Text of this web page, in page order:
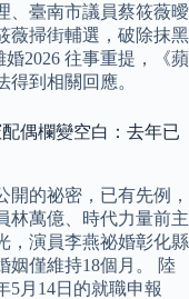
、臺南市議員蔡筱薇曖
薇掃街輔選，破除抹黑
2026 往事重提，《蘋
到相關回應。
偶欄變空白：去年已
的祕密，已有先例，
林萬億、時代力量前主
，演員李燕祕婚彰化縣
姻僅維持18個月。 陸
5月14日的就職申報